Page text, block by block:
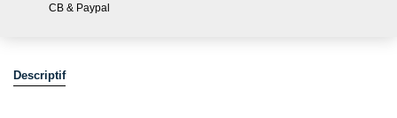
CB & Paypal
Descriptif